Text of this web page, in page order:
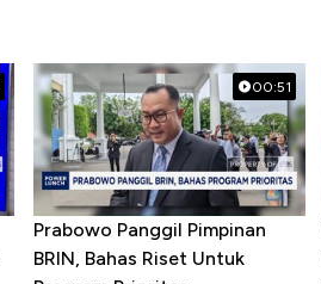
00:51
Prabowo Panggil Pimpinan
BRIN, Bahas Riset Untuk